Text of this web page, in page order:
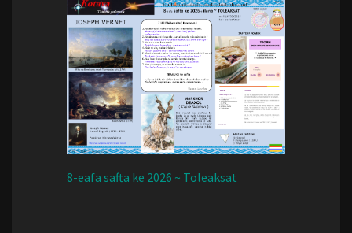
8-eafa safta ke 2026 ~ Toleaksat